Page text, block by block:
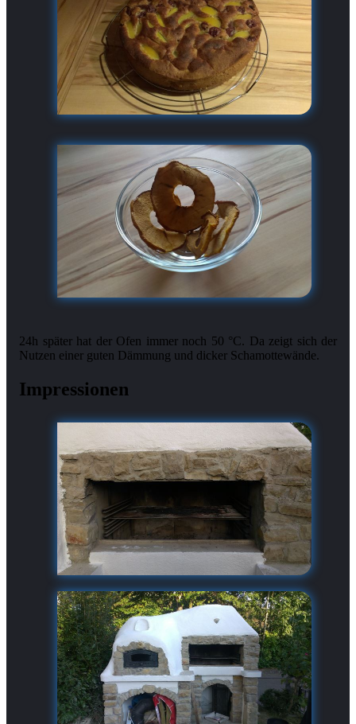
24h später hat der Ofen immer noch 50 °C. Da zeigt sich der
Impressionen